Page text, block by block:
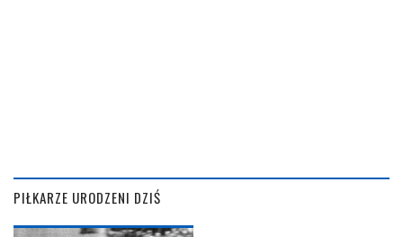
PIŁKARZE URODZENI DZIŚ